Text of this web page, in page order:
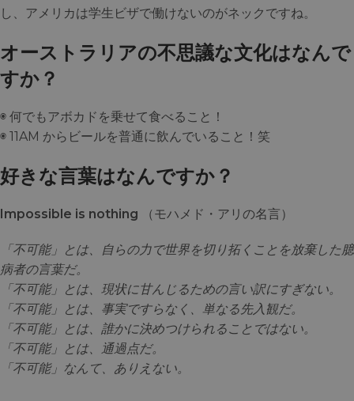
し、アメリカは学生ビザで働けないのがネックですね。
オーストラリアの不思議な文化はなんで
すか？
◉ 何でもアボカドを乗せて食べること！
◉ 11AM からビールを普通に飲んでいること！笑
好きな言葉はなんですか？
Impossible is nothing （モハメド・アリの名言）
「不可能」とは、自らの力で世界を切り拓くことを放棄した臆
病者の言葉だ。
「不可能」とは、現状に甘んじるための言い訳にすぎない。
「不可能」とは、事実ですらなく、単なる先入観だ。
「不可能」とは、誰かに決めつけられることではない。
「不可能」とは、通過点だ。
「不可能」なんて、ありえない。